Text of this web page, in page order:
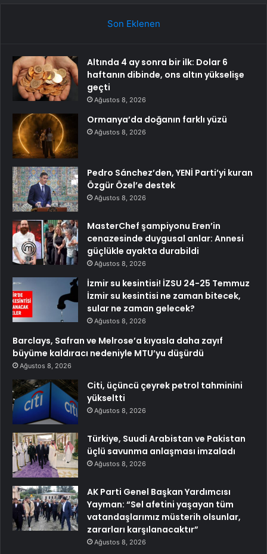
Son Eklenen
Altında 4 ay sonra bir ilk: Dolar 6
haftanın dibinde, ons altın yükselişe
geçti
Ağustos 8, 2026
Ormanya’da doğanın farklı yüzü
Ağustos 8, 2026
Pedro Sánchez’den, YENİ Parti’yi kuran
Özgür Özel’e destek
Ağustos 8, 2026
MasterChef şampiyonu Eren’in
cenazesinde duygusal anlar: Annesi
güçlükle ayakta durabildi
Ağustos 8, 2026
İzmir su kesintisi! İZSU 24-25 Temmuz
İzmir su kesintisi ne zaman bitecek,
sular ne zaman gelecek?
Ağustos 8, 2026
Barclays, Safran ve Melrose’a kıyasla daha zayıf
büyüme kaldıracı nedeniyle MTU’yu düşürdü
Ağustos 8, 2026
Citi, üçüncü çeyrek petrol tahminini
yükseltti
Ağustos 8, 2026
Türkiye, Suudi Arabistan ve Pakistan
üçlü savunma anlaşması imzaladı
Ağustos 8, 2026
AK Parti Genel Başkan Yardımcısı
Yayman: “Sel afetini yaşayan tüm
vatandaşlarımız müsterih olsunlar,
zararları karşılanacaktır”
Ağustos 8, 2026